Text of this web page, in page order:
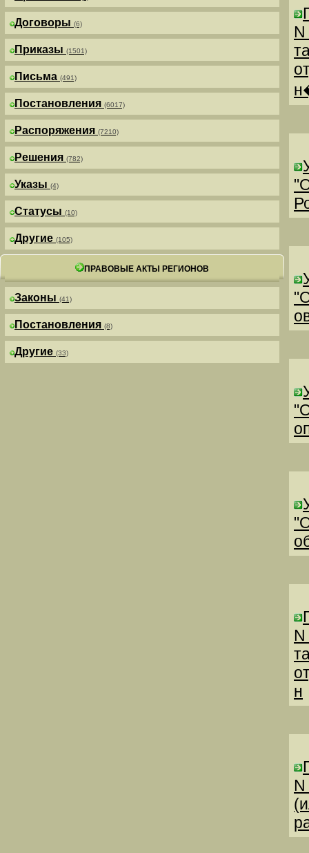
Договоры (6)
Приказы (1501)
Письма (491)
Постановления (6017)
Распоряжения (7210)
Решения (782)
Указы (4)
Статусы (10)
Другие (105)
ПРАВОВЫЕ АКТЫ РЕГИОНОВ
Законы (41)
Постановления (8)
Другие (33)
н